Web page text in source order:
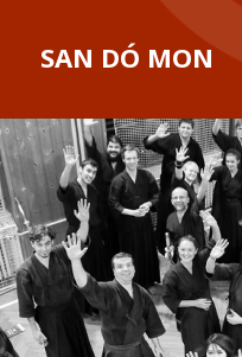
SAN DÓ MON